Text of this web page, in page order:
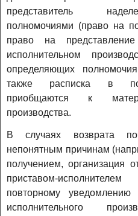
представитель
полномочиями (право на
право на
исполнительном
определяющих
также расписка в
приобщаются к
производства.
В случаях возврата
непонятным причинам
получением, организация
приставом-
повторному
исполнительного